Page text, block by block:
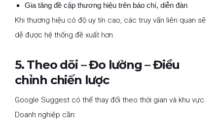
Gia tăng đề cập thương hiệu trên báo chí, diễn đàn
Khi thương hiệu có độ uy tín cao, các truy vấn liên quan sẽ
dễ được hệ thống đề xuất hơn.
5. Theo dõi – Đo lường – Điều
chỉnh chiến lược
Google Suggest có thể thay đổi theo thời gian và khu vực.
Doanh nghiệp cần: